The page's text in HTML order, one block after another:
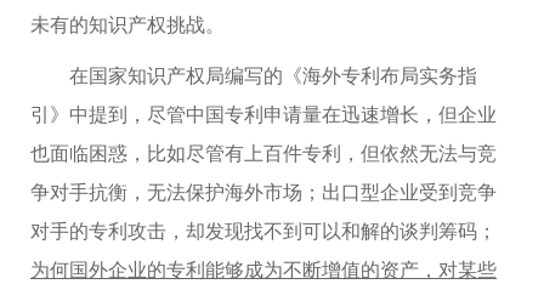
未有的知识产权挑战。
在国家知识产权局编写的《海外专利布局实务指
引》中提到，尽管中国专利申请量在迅速增长，但企业
也面临困惑，比如尽管有上百件专利，但依然无法与竞
争对手抗衡，无法保护海外市场；出口型企业受到竞争
对手的专利攻击，却发现找不到可以和解的谈判筹码；
为何国外企业的专利能够成为不断增值的资产，对某些